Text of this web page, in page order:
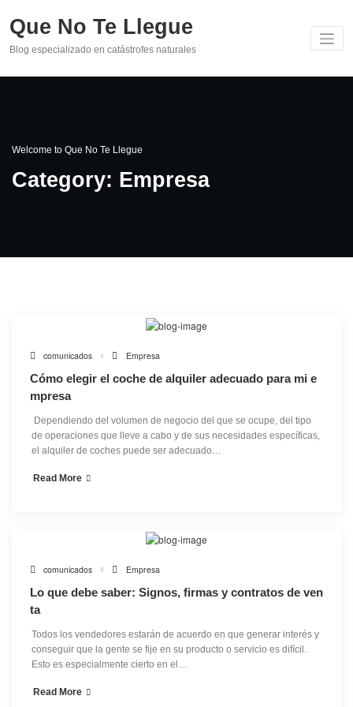
content
Que No Te Llegue
Blog especializado en catástrofes naturales
Welcome to Que No Te Llegue
Category: Empresa
comunicados Empresa
Cómo elegir el coche de alquiler adecuado para mi e
mpresa
‍ Dependiendo del volumen de negocio del que se ocupe, del tipo
de operaciones que lleve a cabo y de sus necesidades específicas,
el alquiler de coches puede ser adecuado…
Read More
comunicados Empresa
Lo que debe saber: Signos, firmas y contratos de ven
ta
Todos los vendedores estarán de acuerdo en que generar interés y
conseguir que la gente se fije en su producto o servicio es difícil.
Esto es especialmente cierto en el…
Read More